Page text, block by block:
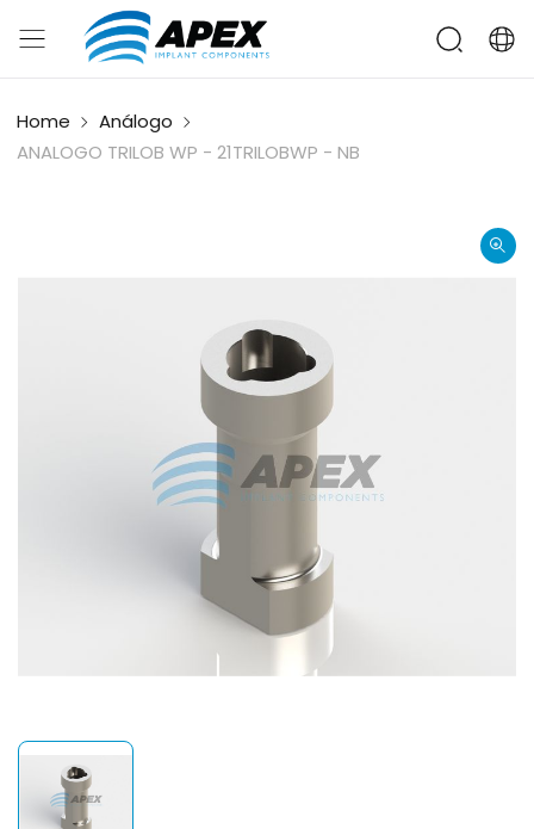
Home
Análogo
ANALOGO TRILOB WP - 21TRILOBWP - NB